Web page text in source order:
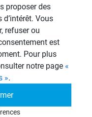
à ce sujet
proposer des
Vous
refuser ou
est
Pour plus
notre page «
».